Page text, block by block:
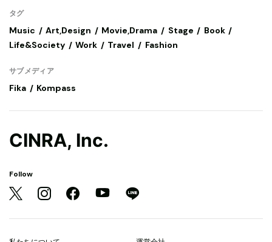
タグ
Music Art,Design Movie,Drama Stage
Book
Life&Society
Work Travel Fashion
サブメディア
Fika Kompass
CINRA, Inc.
Follow